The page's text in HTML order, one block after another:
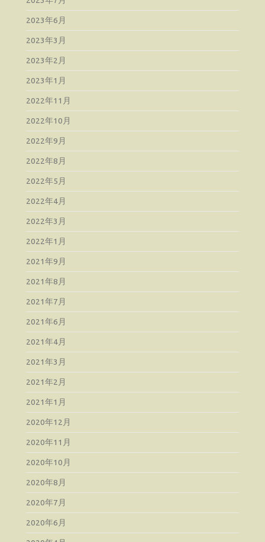
2023年6月
2023年3月
2023年2月
2023年1月
2022年11月
2022年10月
2022年9月
2022年8月
2022年5月
2022年4月
2022年3月
2022年1月
2021年9月
2021年8月
2021年7月
2021年6月
2021年4月
2021年3月
2021年2月
2021年1月
2020年12月
2020年11月
2020年10月
2020年8月
2020年7月
2020年6月